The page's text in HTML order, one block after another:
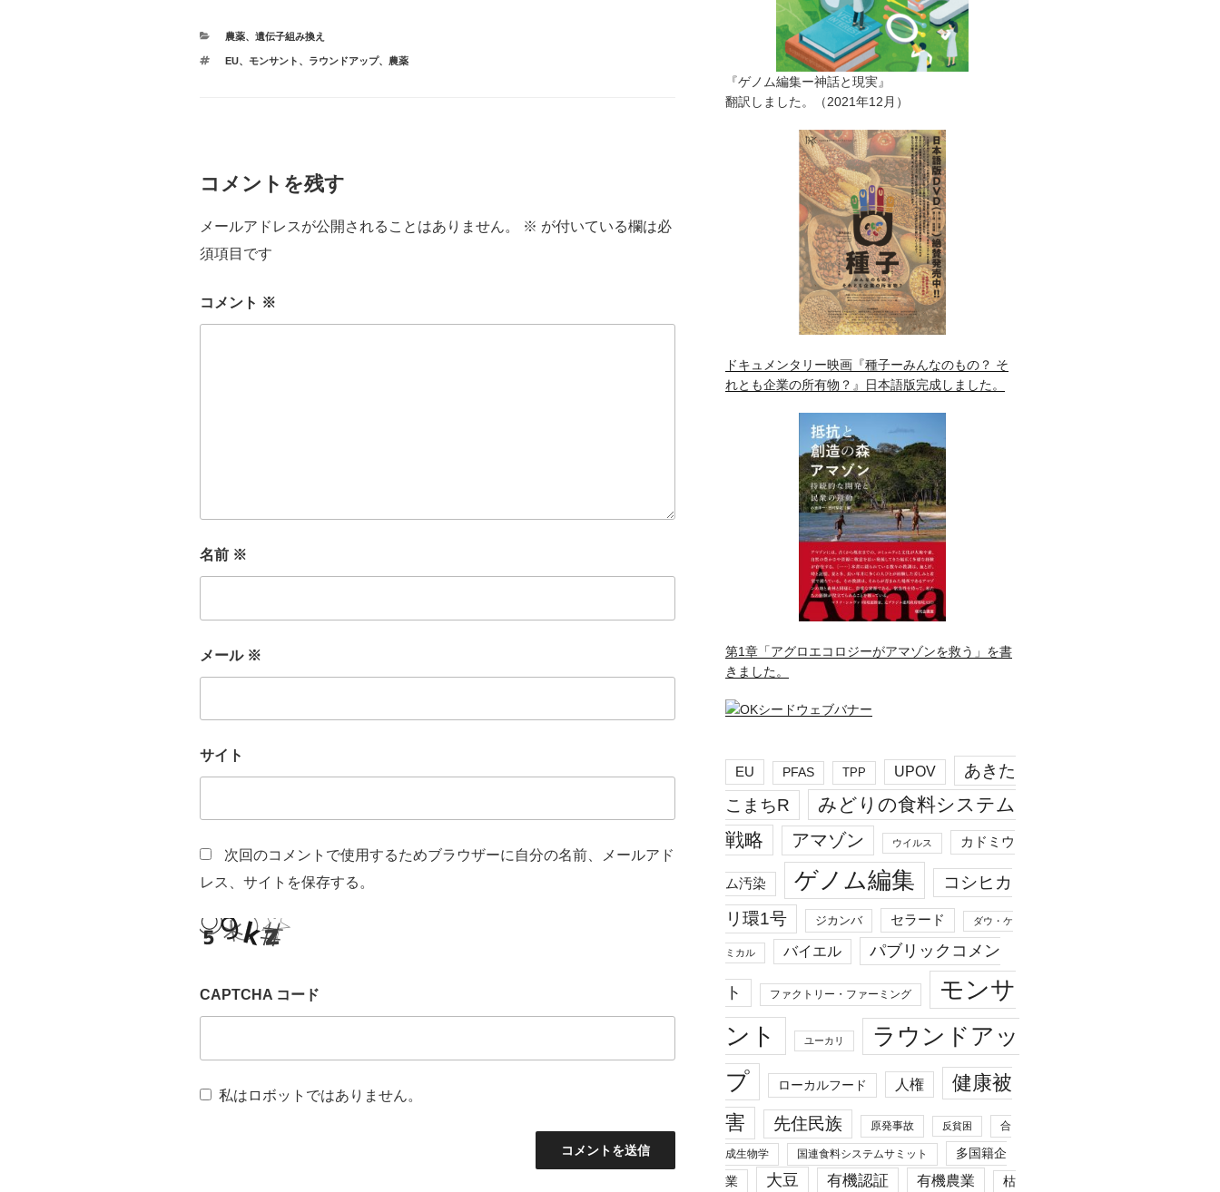
カ
ゴ
農薬、 遺伝子組み換え
タ
EU、 モンサント 、 ラウンドアップ、 農薬
コメントを残す
メールアドレスが公開されることはありません。 ※ が付いている欄は必
須項目です
コメント ※
名前 ※
メール ※
サイト
次回のコメントで使用するためブラウザーに自分の名前、メールアド
レス、サイトを保存する。
CAPTCHA コード
私はロボットではありません。
『ゲノム編集ー神話と現実』
翻訳しました。（2021年12月）
ドキュメンタリー映画『種子ーみんなのもの？ そ
れとも企業の所有物？』日本語版完成しました。
第1章「アグロエコロジーがアマゾンを救う」を書
きました。
EU PFAS TPP UPOV
あきた
こまちR
みどりの食料システム
戦略
アマゾン ウイルス カドミウ
ム汚染 ゲノム編集
コシヒカ
リ環1号
ジカンバ セラード ダウ・ケ
ミカル バイエル パブリックコメン
ト ファクトリー・ファーミング
モンサ
ント
ユーカリ
ラウンドアッ
プ
ローカルフード 人権
健康被
害
先住民族 原発事故 反貧困 合
成生物学 国連食料システムサミット
多国籍企
業
大豆 有機認証 有機農業 枯